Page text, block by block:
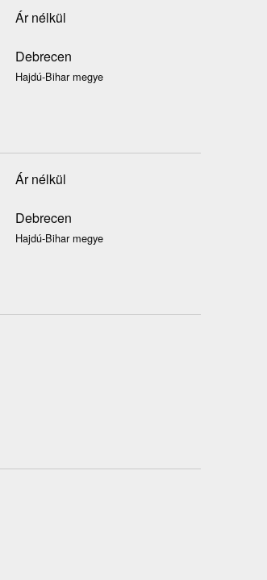
Ár nélkül
Debrecen
Hajdú-Bihar megye
Ár nélkül
Debrecen
Hajdú-Bihar megye